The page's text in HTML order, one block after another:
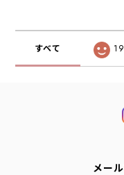
すべて
メー